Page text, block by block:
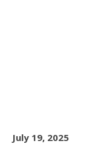
July 19, 2025